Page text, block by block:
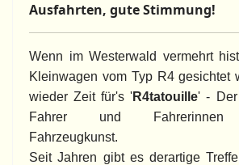
Ausfahrten, gute Stimmung!
Wenn im Westerwald vermehrt
Kleinwagen vom Typ R4 gesichtet
wieder Zeit für's 'R4tatouille' -
Fahrer und Fahrerinnen
Fahrzeugkunst.
Seit Jahren gibt es derartige